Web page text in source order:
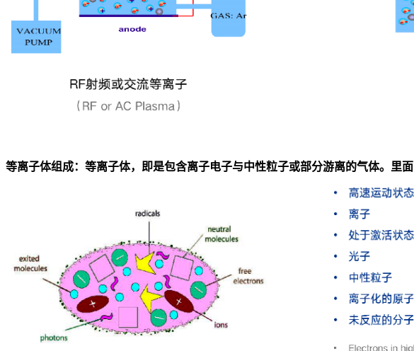
等离子体组成：等离子体，即是包含离子电子与中性粒子或部分游离的气体。里